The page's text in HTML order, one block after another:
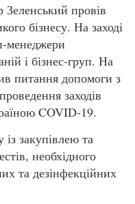
провів
бізнесу. На заході
менеджери
і бізнес-груп. На
питання допомоги з
заходів
COVID-19.
закупівлею та
необхідного
та дезінфекційних